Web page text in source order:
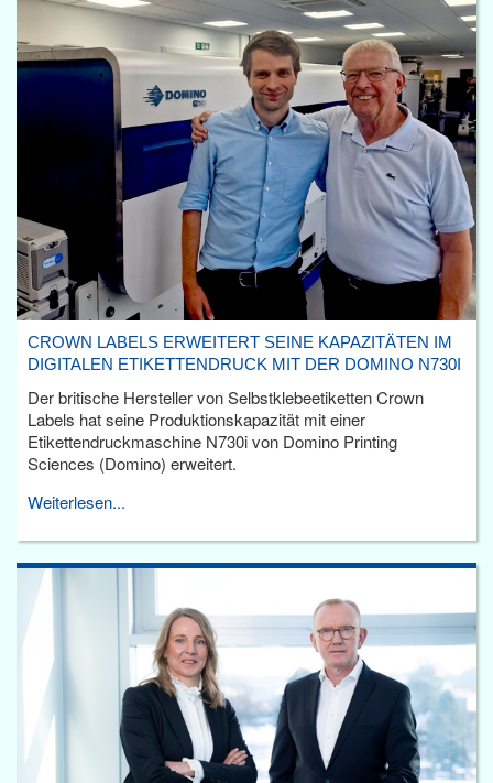
CROWN LABELS ERWEITERT SEINE KAPAZITÄTEN IM
DIGITALEN ETIKETTENDRUCK MIT DER DOMINO N730I
Der britische Hersteller von Selbstklebeetiketten Crown
Labels hat seine Produktionskapazität mit einer
Etikettendruckmaschine N730i von Domino Printing
Sciences (Domino) erweitert.
Weiterlesen...